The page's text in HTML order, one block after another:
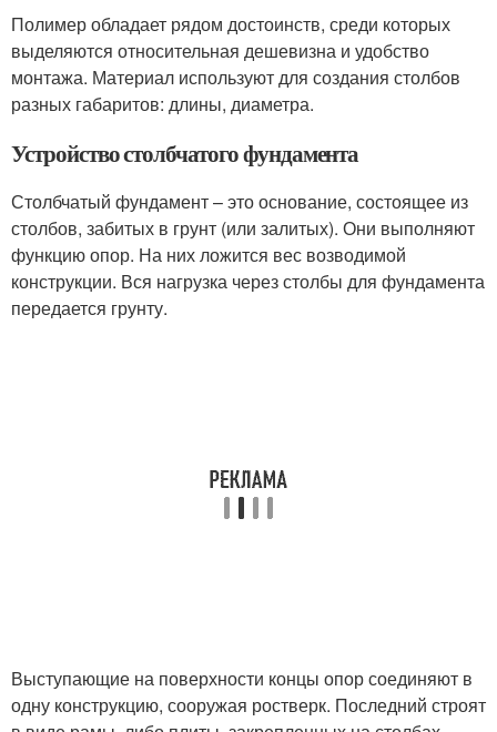
Полимер обладает рядом достоинств, среди которых
выделяются относительная дешевизна и удобство
монтажа. Материал используют для создания столбов
разных габаритов: длины, диаметра.
Устройство столбчатого фундамента
Столбчатый фундамент – это основание, состоящее из
столбов, забитых в грунт (или залитых). Они выполняют
функцию опор. На них ложится вес возводимой
конструкции. Вся нагрузка через столбы для фундамента
передается грунту.
Выступающие на поверхности концы опор соединяют в
одну конструкцию, сооружая ростверк. Последний строят